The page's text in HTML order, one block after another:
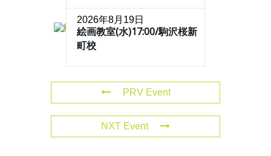
2026年8月19日
絵画教室(水)17:00/駒沢桜新
町校
PRV Event
NXT Event